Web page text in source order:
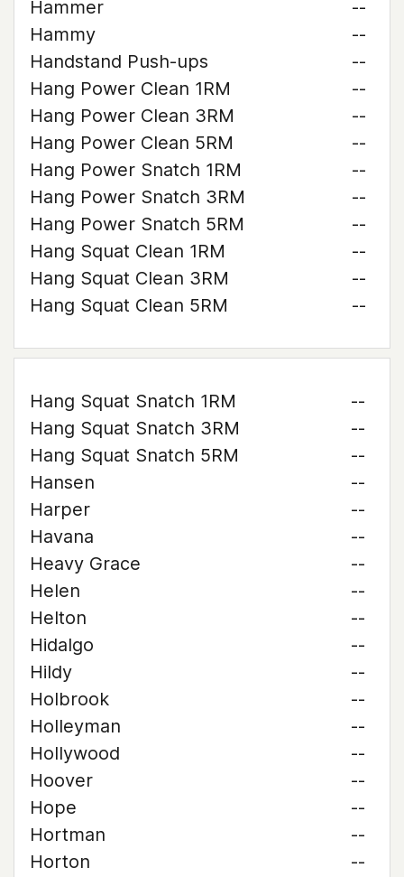
Hammer
--
Hammy
--
Handstand Push-ups
--
Hang Power Clean 1RM
--
Hang Power Clean 3RM
--
Hang Power Clean 5RM
--
Hang Power Snatch 1RM
--
Hang Power Snatch 3RM
--
Hang Power Snatch 5RM
--
Hang Squat Clean 1RM
--
Hang Squat Clean 3RM
--
Hang Squat Clean 5RM
--
Hang Squat Snatch 1RM
--
Hang Squat Snatch 3RM
--
Hang Squat Snatch 5RM
--
Hansen
--
Harper
--
Havana
--
Heavy Grace
--
Helen
--
Helton
--
Hidalgo
--
Hildy
--
Holbrook
--
Holleyman
--
Hollywood
--
Hoover
--
Hope
--
Hortman
--
Horton
--